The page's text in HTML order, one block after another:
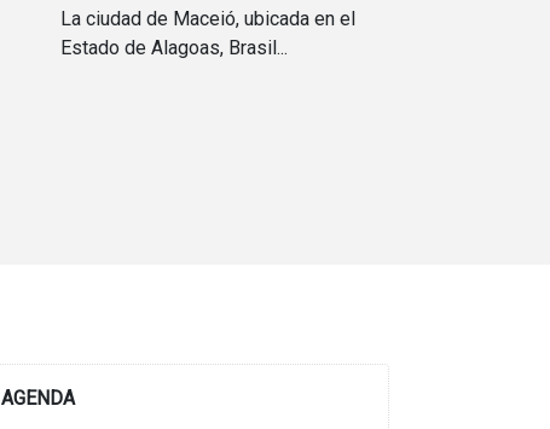
La ciudad de Maceió, ubicada en el
Estado de Alagoas, Brasil...
AGENDA